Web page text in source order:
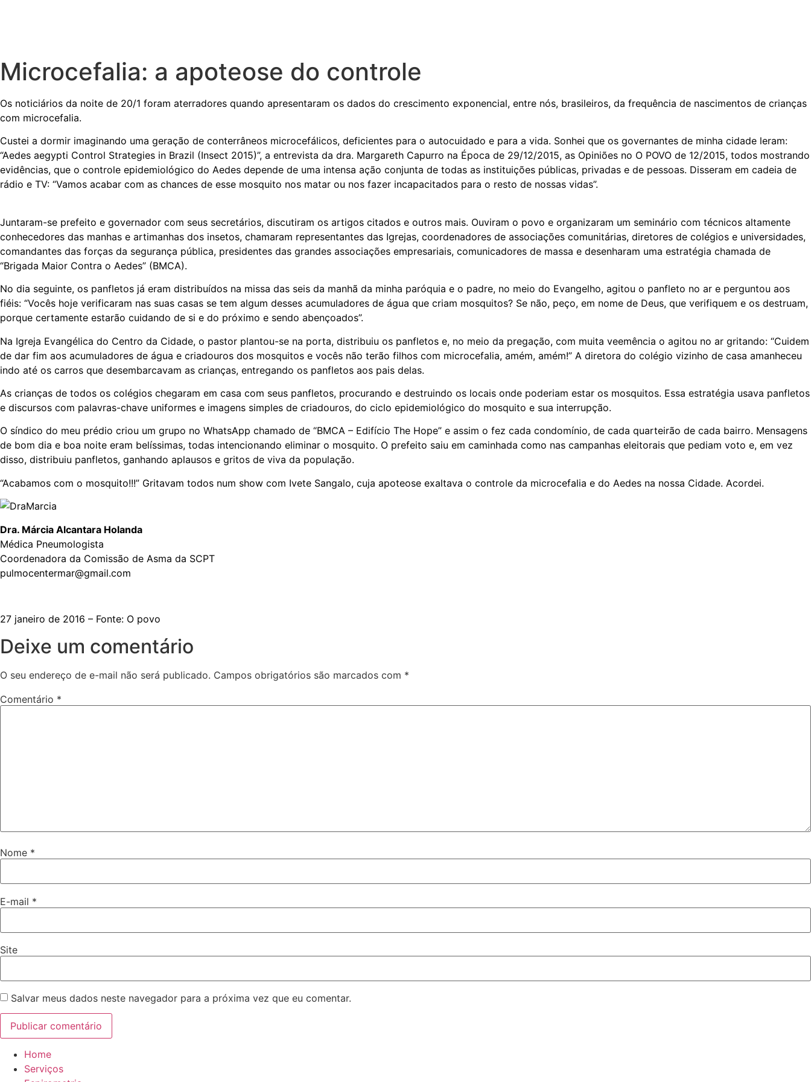
Microcefalia: a apoteose do controle
Os noticiários da noite de 20/1 foram aterradores quando apresentaram os dados do crescimento exponencial, entre nós, brasileiros, da frequência de nascimentos de crianças
com microcefalia.
Custei a dormir imaginando uma geração de conterrâneos microcefálicos, deficientes para o autocuidado e para a vida. Sonhei que os governantes de minha cidade leram:
“Aedes aegypti Control Strategies in Brazil (Insect 2015)”, a entrevista da dra. Margareth Capurro na Época de 29/12/2015, as Opiniões no O POVO de 12/2015, todos mostrando
evidências, que o controle epidemiológico do Aedes depende de uma intensa ação conjunta de todas as instituições públicas, privadas e de pessoas. Disseram em cadeia de
rádio e TV: “Vamos acabar com as chances de esse mosquito nos matar ou nos fazer incapacitados para o resto de nossas vidas”.
Juntaram-se prefeito e governador com seus secretários, discutiram os artigos citados e outros mais. Ouviram o povo e organizaram um seminário com técnicos altamente
conhecedores das manhas e artimanhas dos insetos, chamaram representantes das Igrejas, coordenadores de associações comunitárias, diretores de colégios e universidades,
comandantes das forças da segurança pública, presidentes das grandes associações empresariais, comunicadores de massa e desenharam uma estratégia chamada de
“Brigada Maior Contra o Aedes” (BMCA).
No dia seguinte, os panfletos já eram distribuídos na missa das seis da manhã da minha paróquia e o padre, no meio do Evangelho, agitou o panfleto no ar e perguntou aos
fiéis: “Vocês hoje verificaram nas suas casas se tem algum desses acumuladores de água que criam mosquitos? Se não, peço, em nome de Deus, que verifiquem e os destruam,
porque certamente estarão cuidando de si e do próximo e sendo abençoados”.
Na Igreja Evangélica do Centro da Cidade, o pastor plantou-se na porta, distribuiu os panfletos e, no meio da pregação, com muita veemência o agitou no ar gritando: “Cuidem
de dar fim aos acumuladores de água e criadouros dos mosquitos e vocês não terão filhos com microcefalia, amém, amém!” A diretora do colégio vizinho de casa amanheceu
indo até os carros que desembarcavam as crianças, entregando os panfletos aos pais delas.
As crianças de todos os colégios chegaram em casa com seus panfletos, procurando e destruindo os locais onde poderiam estar os mosquitos. Essa estratégia usava panfletos
e discursos com palavras-chave uniformes e imagens simples de criadouros, do ciclo epidemiológico do mosquito e sua interrupção.
O síndico do meu prédio criou um grupo no WhatsApp chamado de “BMCA – Edifício The Hope” e assim o fez cada condomínio, de cada quarteirão de cada bairro. Mensagens
de bom dia e boa noite eram belíssimas, todas intencionando eliminar o mosquito. O prefeito saiu em caminhada como nas campanhas eleitorais que pediam voto e, em vez
disso, distribuiu panfletos, ganhando aplausos e gritos de viva da população.
“Acabamos com o mosquito!!!” Gritavam todos num show com Ivete Sangalo, cuja apoteose exaltava o controle da microcefalia e do Aedes na nossa Cidade. Acordei.
Dra. Márcia Alcantara Holanda
Médica Pneumologista
Coordenadora da Comissão de Asma da SCPT
pulmocentermar@gmail.com
27 janeiro de 2016 – Fonte: O povo
Deixe um comentário
O seu endereço de e-mail não será publicado. Campos obrigatórios são marcados com *
Comentário *
Nome *
E-mail *
Site
Salvar meus dados neste navegador para a próxima vez que eu comentar.
Home
Serviços